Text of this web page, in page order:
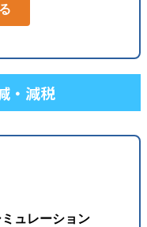
・減税
ュレーション